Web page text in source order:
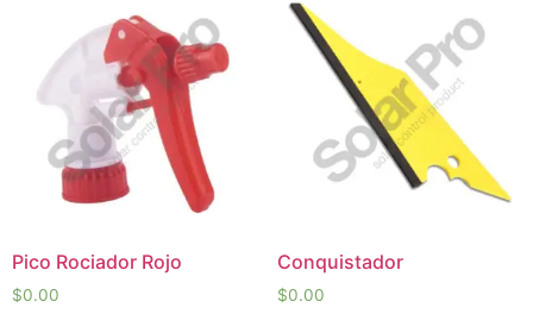
Pico Rociador Rojo
$0.00
Conquistador
$0.00